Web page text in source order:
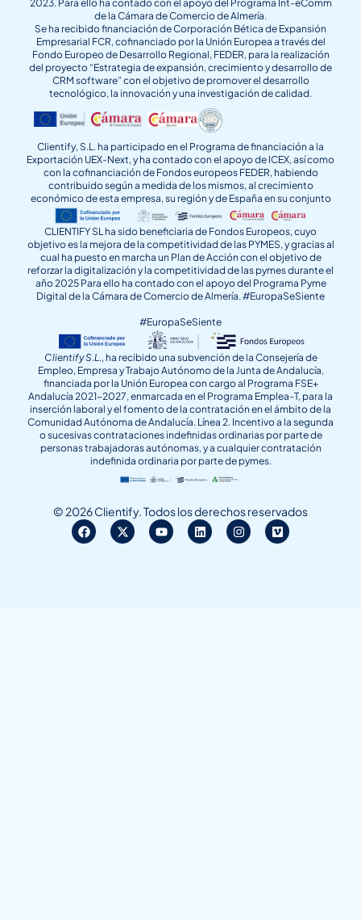
2023. Para ello ha contado con el apoyo del Programa Int-eComm
de la Cámara de Comercio de Almería.
Se ha recibido financiación de Corporación Bética de Expansión
Empresarial FCR, cofinanciado por la Unión Europea a través del
Fondo Europeo de Desarrollo Regional, FEDER, para la realización
del proyecto “Estrategia de expansión, crecimiento y desarrollo de
CRM software” con el objetivo de promover el desarrollo
tecnológico, la innovación y una investigación de calidad.
Clientify, S.L. ha participado en el Programa de financiación a la
Exportación UEX-Next, y ha contado con el apoyo de ICEX, así como
con la cofinanciación de Fondos europeos FEDER, habiendo
contribuido según a medida de los mismos, al crecimiento
económico de esta empresa, su región y de España en su conjunto
CLIENTIFY SL ha sido beneficiaria de Fondos Europeos, cuyo
objetivo es la mejora de la competitividad de las PYMES, y gracias al
cual ha puesto en marcha un Plan de Acción con el objetivo de
reforzar la digitalización y la competitividad de las pymes durante el
año 2025 Para ello ha contado con el apoyo del Programa Pyme
Digital de la Cámara de Comercio de Almería. #EuropaSeSiente
#EuropaSeSiente
Clientify S.L., ha recibido una subvención de la Consejería de
Empleo, Empresa y Trabajo Autónomo de la Junta de Andalucía,
financiada por la Unión Europea con cargo al Programa FSE+
Andalucía 2021-2027, enmarcada en el Programa Emplea-T, para la
inserción laboral y el fomento de la contratación en el ámbito de la
Comunidad Autónoma de Andalucía. Línea 2. Incentivo a la segunda
o sucesivas contrataciones indefinidas ordinarias por parte de
personas trabajadoras autónomas, y a cualquier contratación
indefinida ordinaria por parte de pymes.
© 2026 Clientify. Todos los derechos reservados